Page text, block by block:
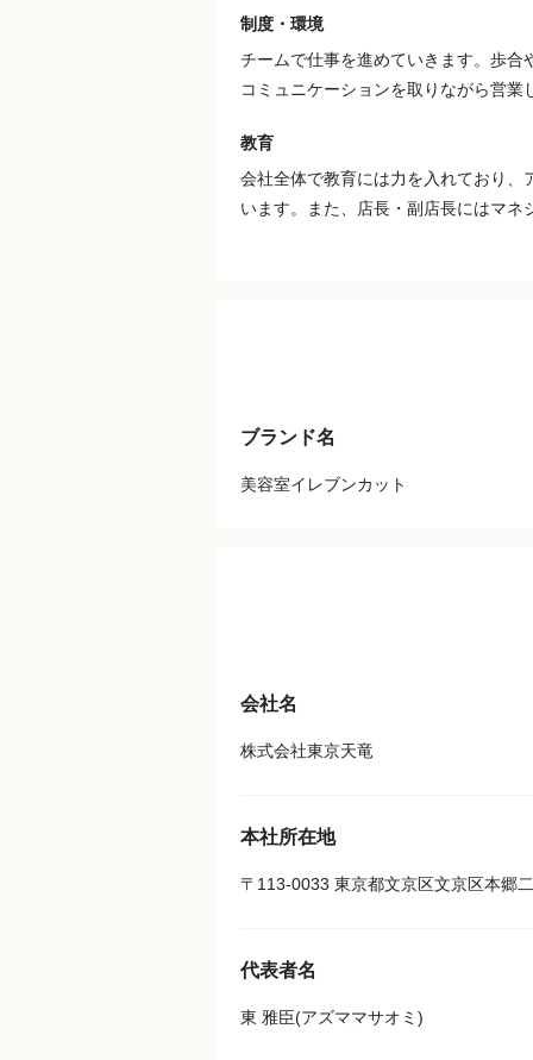
制度・環境
チームで仕事を進めていきます。歩
コミュニケーションを取りながら営
教育
会社全体で教育には力を入れており
います。また、店長・副店長にはマ
ブランド名
美容室イレブンカット
会社名
株式会社東京天竜
本社所在地
〒113-0033 東京都文京区文京区本郷
代表者名
東 雅臣(アズママサオミ)